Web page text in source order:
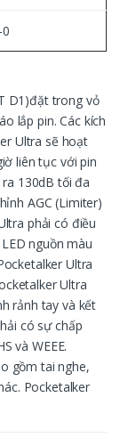
D1)đặt trong vỏ
lắp pin. Các kích
Ultra sẽ hoạt
liên tục với pin
130dB tối đa
AGC (Limiter)
phải có điều
nguồn màu
Ultra
Ultra
rảnh tay và kết
có sự chấp
và WEEE.
gồm tai nghe,
Pocketalker